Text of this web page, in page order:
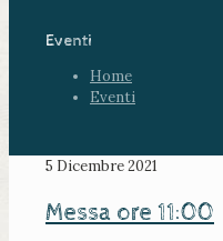
Eventi
Home
Eventi
5 Dicembre 2021
Messa ore 11:00